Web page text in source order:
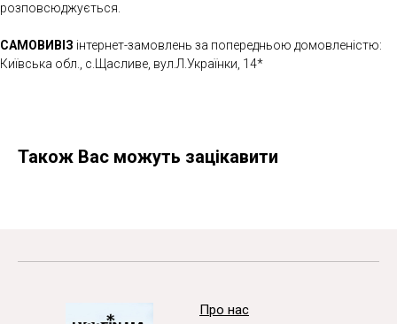
розповсюджується.
САМОВИВІЗ інтернет-замовлень за попередньою домовленістю:
Київська обл., с.Щасливе, вул.Л.Українки, 14*
Також Вас можуть зацікавити
Про нас